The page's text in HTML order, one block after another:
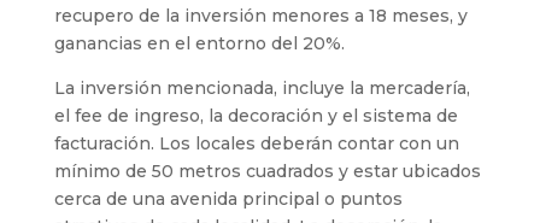
recupero de la inversión menores a 18 meses, y
ganancias en el entorno del 20%.
La inversión mencionada, incluye la mercadería,
el fee de ingreso, la decoración y el sistema de
facturación. Los locales deberán contar con un
mínimo de 50 metros cuadrados y estar ubicados
cerca de una avenida principal o puntos